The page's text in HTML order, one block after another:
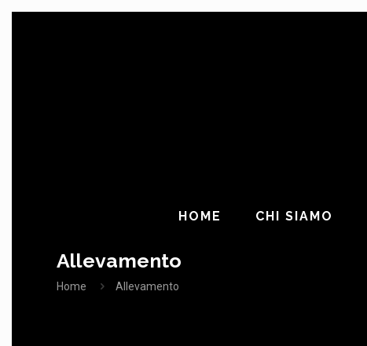
HOME CHI SIAMO
Allevamento
Home Allevamento